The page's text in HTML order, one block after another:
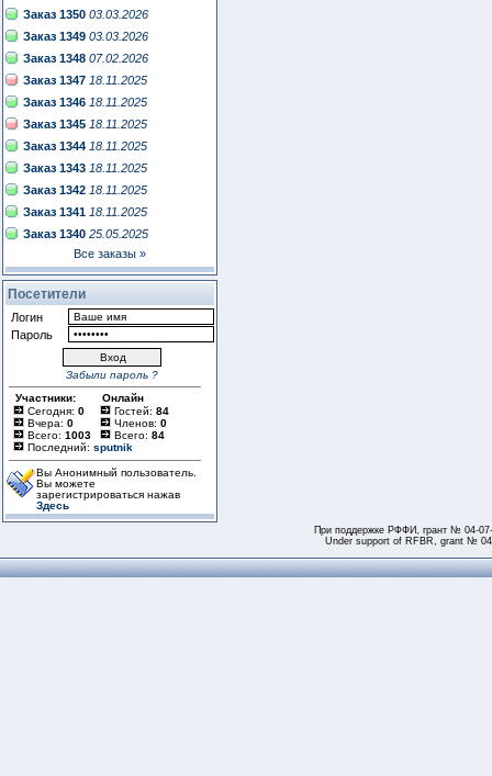
Заказ 1350 03.03.2026
Заказ 1349 03.03.2026
Заказ 1348 07.02.2026
Заказ 1347 18.11.2025
Заказ 1346 18.11.2025
Заказ 1345 18.11.2025
Заказ 1344 18.11.2025
Заказ 1343 18.11.2025
Заказ 1342 18.11.2025
Заказ 1341 18.11.2025
Заказ 1340 25.05.2025
Все заказы »
Посетители
Логин
Пароль
Забыли пароль ?
Участники:
Сегодня: 0
Вчера: 0
Всего: 1003
Онлайн
Гостей: 84
Членов: 0
Всего: 84
Последний: sputnik
Вы Анонимный пользователь.
Вы можете
зарегистрироваться нажав
Здесь
При поддержке РФФИ, грант № 04-
Under support of RFBR, grant №